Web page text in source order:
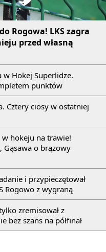
Rogowa! LKS zagra
przed własną
w Hokej Superlidze.
punktów
Cztery ciosy w ostatniej
w hokeju na trawie!
Gąsawa o brązowy
i przypieczętował
Rogowo z wygraną
zremisował z
bez szans na półfinał